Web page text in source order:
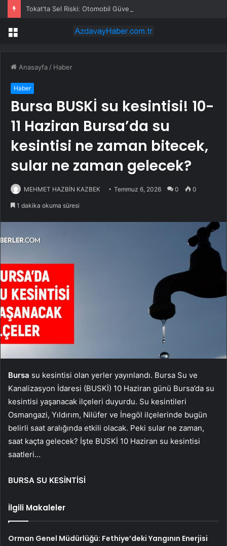
Tokat’ta Sel Riski: Otomobil Güvenli Alana Çekildi
Menü
Anasayfa / Haber
Haber
Bursa BUSKİ su kesintisi! 10-
11 Haziran Bursa’da su
kesintisi ne zaman bitecek,
sular ne zaman gelecek?
MEHMET HAZBİN KAZBEK Temmuz 6, 2026 0 0
1 dakika okuma süresi
Bursa su kesintisi olan yerler yayınlandı. Bursa Su ve
Kanalizasyon İdaresi (BUSKİ) 10 Haziran günü Bursa’da su
kesintisi yaşanacak ilçeleri duyurdu. Su kesintileri
Osmangazi, Yıldırım, Nilüfer ve İnegöl ilçelerinde bugün
belirli saat aralığında etkili olacak. Peki sular ne zaman,
saat kaçta gelecek? İşte BUSKİ 10 Haziran su kesintisi
saatleri…
BURSA SU KESİNTİSİ
İlgili Makaleler
Orman Genel Müdürlüğü: Fethiye’deki Yangının Enerjisi